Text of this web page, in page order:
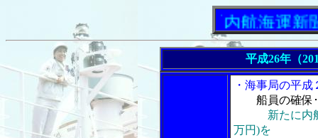
「内航海運新聞」ニ
平成26年（
・海事局の平
船員の確保
新たに内
万円)を